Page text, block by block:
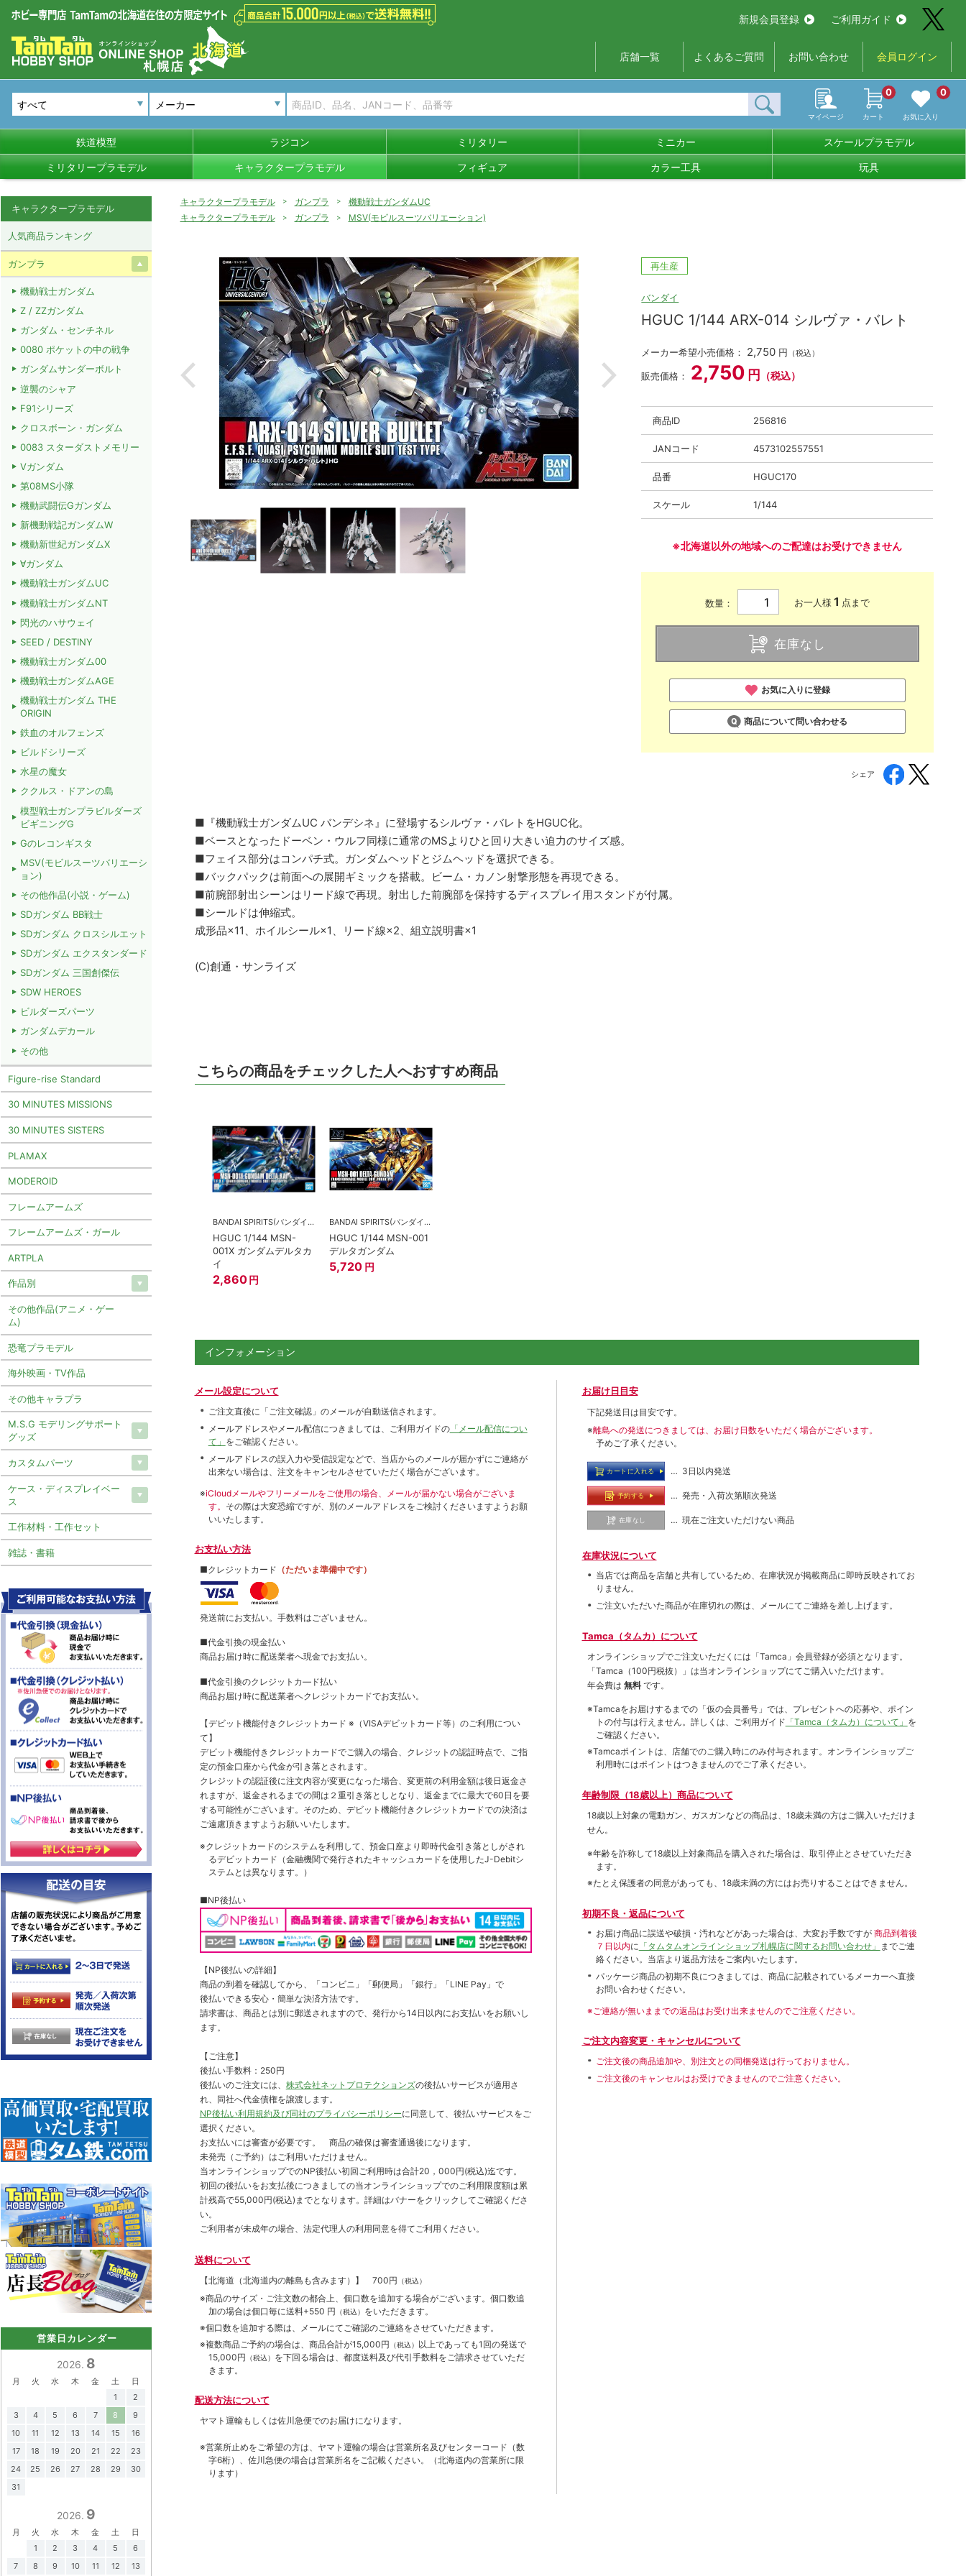
新規会員登録 ご利用ガイド
店舗一覧 よくあるご質問 お問い合わせ 会員ログイン
メーカー
マイページ カート
0
お気に入り
0
鉄道模型 ラジコン ミリタリー ミニカー スケールプラモデル
ミリタリープラモデル キャラクタープラモデル フィギュア カラー工具 玩具
キャラクタープラモデル ガンプラ
機動戦士ガンダムUC
キャラクタープラモデル
ガンプラ MSV(モビルスーツバリエーション)
再生産
バンダイ
HGUC 1/144 ARX-014 シルヴァ・バレト
メーカー希望小売価格： 2,750 円 （税込）
販売価格： 2,750 円 （税込）
商品ID 256816
JANコード 4573102557551
品番 HGUC170
スケール 1/144
※北海道以外の地域へのご配達はお受けできません
数量： お一人様 1 点まで
在庫なし
お気に入りに登録
商品について問い合わせる
シェア
■『機動戦士ガンダムUC バンデシネ』に登場するシルヴァ・バレトをHGUC化。
■ベースとなったドーベン・ウルフ同様に通常のMSよりひと回り大きい迫力のサイズ感。
■フェイス部分はコンパチ式。ガンダムヘッドとジムヘッドを選択できる。
■バックパックは前面への展開ギミックを搭載。ビーム・カノン射撃形態を再現できる。
■前腕部射出シーンはリード線で再現。射出した前腕部を保持するディスプレイ用スタンドが付属。
■シールドは伸縮式。
成形品×11、ホイルシール×1、リード線×2、組立説明書×1
(C)創通・サンライズ
こちらの商品をチェックした人へおすすめ商品
BANDAI SPIRITS(バンダイスピリッツ)
HGUC 1/144 MSN-
001X ガンダムデルタカ
イ
2,860 円
BANDAI SPIRITS(バンダイスピリッツ)
HGUC 1/144 MSN-001
デルタガンダム
5,720 円
インフォメーション
メール設定について
ご注文直後に「ご注文確認」のメールが自動送信されます。
メールアドレスやメール配信につきましては、ご利用ガイドの「メール配信につい
て」 をご確認ください。
メールアドレスの誤入力や受信設定などで、当店からのメールが届かずにご連絡が
出来ない場合は、注文をキャンセルさせていただく場合がございます。
※iCloudメールやフリーメールをご使用の場合、メールが届かない場合がございま
す。 その際は大変恐縮ですが、別のメールアドレスをご検討くださいますようお願
いいたします。
お支払い方法
■クレジットカード （ただいま準備中です）
発送前にお支払い。手数料はございません。
■代金引換の現金払い
商品お届け時に配送業者へ現金でお支払い。
■代金引換のクレジットカ―ド払い
商品お届け時に配送業者へクレジットカードでお支払い。
【デビット機能付きクレジットカード ※（VISAデビットカード等） のご利用につい
て】
デビット機能付きクレジットカードでご購入の場合、クレジットの認証時点で、ご指
定の預金口座から代金が引き落とされます。
クレジットの認証後に注文内容が変更になった場合、変更前の利用金額は後日返金さ
れますが、返金されるまでの間は２重引き落としとなり、返金までに最大で60日を要
する可能性がございます。そのため、デビット機能付きクレジットカードでの決済は
ご遠慮頂きますようお願いいたします。
※クレジットカードのシステムを利用して、預金口座より即時代金引き落としがされ
るデビットカード（金融機関で発行されたキャッシュカードを使用したJ-Debitシ
ステムとは異なります。）
■NP後払い
【NP後払いの詳細】
商品の到着を確認してから、「コンビニ」「郵便局」「銀行」「LINE Pay」で
後払いできる安心・簡単な決済方法です。
請求書は、商品とは別に郵送されますので、発行から14日以内にお支払いをお願いし
ます。
【ご注意】
後払い手数料：250円
後払いのご注文には、 株式会社ネットプロテクションズの後払いサービスが適用さ
れ、同社へ代金債権を譲渡します。
NP後払い利用規約及び同社のプライバシーポリシーに同意して、後払いサービスをご
選択ください。
お支払いには審査が必要です。 商品の確保は審査通過後になります。
未発売（ご予約）はご利用いただけません。
当オンラインショップでのNP後払い初回ご利用時は合計20，000円(税込)迄です。
初回の後払いをお支払後につきましての当オンラインショップでのご利用限度額は累
計残高で55,000円(税込)までとなります。詳細はバナーをクリックしてご確認くださ
い。
ご利用者が未成年の場合、法定代理人の利用同意を得てご利用ください。
送料について
【北海道（北海道内の離島も含みます）】 700円 （税込）
※商品のサイズ・ご注文数の都合上、個口数を追加する場合がございます。個口数追
加の場合は個口毎に送料+550 円 （税込） をいただきます。
※個口数を追加する際は、メールにてご確認のご連絡をさせていただきます。
※複数商品ご予約の場合は、商品合計が15,000円 （税込） 以上であっても1回の発送で
15,000円 （税込） を下回る場合は、都度送料及び代引手数料をご請求させていただ
きます。
配送方法について
ヤマト運輸もしくは佐川急便でのお届けになります。
※営業所止めをご希望の方は、ヤマト運輸の場合は営業所名及びセンターコード（数
字6桁）、佐川急便の場合は営業所名をご記載ください。（北海道内の営業所に限
ります）
お届け日目安
下記発送日は目安です。
※離島への発送につきましては、お届け日数をいただく場合がございます。
予めご了承ください。
カートに入れる … 3日以内発送
予約する … 発売・入荷次第順次発送
在庫なし … 現在ご注文いただけない商品
在庫状況について
当店では商品を店舗と共有しているため、在庫状況が掲載商品に即時反映されてお
りません。
ご注文いただいた商品が在庫切れの際は、メールにてご連絡を差し上げます。
Tamca（タムカ）について
オンラインショップでご注⽂いただくには「Tamca」会員登録が必須となります。
「Tamca （100円税抜）
」は当オンラインショップにてご購⼊いただけます。
年会費は 無料 です。
※Tamcaをお届けするまでの「仮の会員番号」では、プレゼントへの応募や、ポイン
トの付与は⾏えません。詳しくは、ご利⽤ガイド 「Tamca（タムカ）について」 を
ご確認ください。
※Tamcaポイントは、店舗でのご購⼊時にのみ付与されます。オンラインショップご
利用時にはポイントはつきませんのでご了承ください。
年齢制限（18歳以上）商品について
18歳以上対象の電動ガン、ガスガンなどの商品は、18歳未満の方はご購入いただけま
せん。
※年齢を詐称して18歳以上対象商品を購入された場合は、取引停止とさせていただき
ます。
※たとえ保護者の同意があっても、18歳未満の方にはお売りすることはできません。
初期不良・返品について
お届け商品に誤送や破損・汚れなどがあった場合は、大変お手数ですが 商品到着後
７日以内に 「タムタムオンラインショップ札幌店に関するお問い合わせ」 までご連
絡ください。当店より返品方法をご案内いたします。
パッケージ商品の初期不良につきましては、商品に記載されているメーカーへ直接
お問い合わせください。
※ご連絡が無いままでの返品はお受け出来ませんのでご注意ください。
ご注文内容変更・キャンセルについて
ご注文後の商品追加や、別注文との同梱発送は行っておりません。
ご注文後のキャンセルはお受けできませんのでご注意ください。
キャラクタープラモデル
人気商品ランキング
ガンプラ
機動戦士ガンダム
Z / ZZガンダム
ガンダム・センチネル
0080 ポケットの中の戦争
ガンダムサンダーボルト
逆襲のシャア
F91シリーズ
クロスボーン・ガンダム
0083 スターダストメモリー
Vガンダム
第08MS小隊
機動武闘伝Gガンダム
新機動戦記ガンダムW
機動新世紀ガンダムX
∀ガンダム
機動戦士ガンダムUC
機動戦士ガンダムNT
閃光のハサウェイ
SEED / DESTINY
機動戦士ガンダム00
機動戦士ガンダムAGE
機動戦士ガンダム THE
ORIGIN
鉄血のオルフェンズ
ビルドシリーズ
水星の魔女
ククルス・ドアンの島
模型戦士ガンプラビルダーズ
ビギニングG
Gのレコンギスタ
MSV(モビルスーツバリエーシ
ョン)
その他作品(小説・ゲーム)
SDガンダム BB戦士
SDガンダム クロスシルエット
SDガンダム エクスタンダード
SDガンダム 三国創傑伝
SDW HEROES
ビルダーズパーツ
ガンダムデカール
その他
Figure-rise Standard
30 MINUTES MISSIONS
30 MINUTES SISTERS
PLAMAX
MODEROID
フレームアームズ
フレームアームズ・ガール
ARTPLA
作品別
その他作品(アニメ・ゲー
ム)
恐竜プラモデル
海外映画・TV作品
その他キャラプラ
M.S.G モデリングサポート
グッズ
カスタムパーツ
ケース・ディスプレイベー
ス
工作材料・工作セット
雑誌・書籍
営業日カレンダー
2026. 8
月 火 水 木 金 土
日
1
2
3
4 5 6 7 8
9
10
11 12 13 14 15
16
17
18 19 20 21 22
23
24
25 26 27 28 29
30
31
2026. 9
月 火 水 木 金 土
日
1
2 3 4 5
6
7
8 9 10 11 12 13